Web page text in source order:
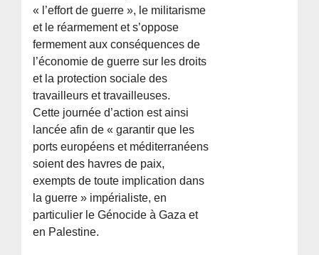
« l’effort de guerre », le militarisme
et le réarmement et s’oppose
fermement aux conséquences de
l’économie de guerre sur les droits
et la protection sociale des
travailleurs et travailleuses.
Cette journée d’action est ainsi
lancée afin de « garantir que les
ports européens et méditerranéens
soient des havres de paix,
exempts de toute implication dans
la guerre » impérialiste, en
particulier le Génocide à Gaza et
en Palestine.